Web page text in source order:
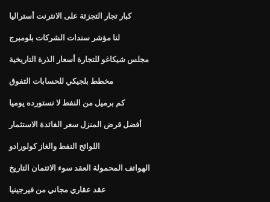
كبار تجار التجزئة على الانترنت أستراليا
لنا مؤشر سندات الشركات بلومبرج
مجلس شيكاغو للتجارة أسعار الذرة التاريخية
مخطط بلجيكي للحسابات التفوق
كم برميل من النفط لا نستورده يوميا
أفضل قرض المنزل سعر الفائدة الاستثمار
اللوائح النفط والغاز كولورادو
الهواتف المحمولة العقد سوء الائتمان التاريخ
عقد عقاري مجاني من فيرجينيا